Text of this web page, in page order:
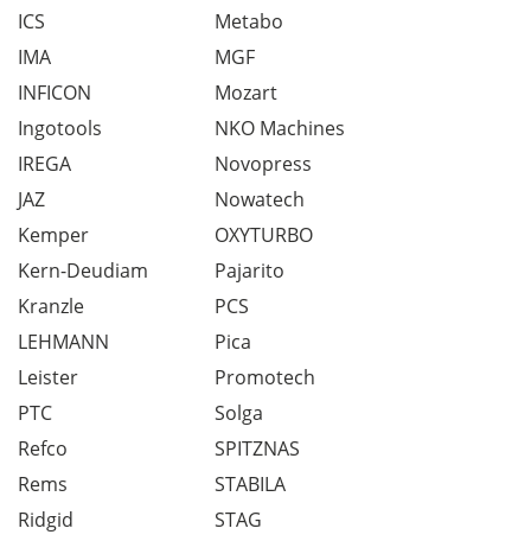
ICS
IMA
INFICON
Ingotools
IREGA
JAZ
Kemper
Kern-Deudiam
Kranzle
LEHMANN
Leister
Metabo
MGF
Mozart
NKO Machines
Novopress
Nowatech
OXYTURBO
Pajarito
PCS
Pica
Promotech
PTC
Refco
Rems
Ridgid
Solga
SPITZNAS
STABILA
STAG